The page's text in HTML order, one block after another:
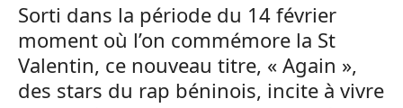
Sorti dans la période du 14 février
moment où l’on commémore la St
Valentin, ce nouveau titre, « Again »,
des stars du rap béninois, incite à vivre